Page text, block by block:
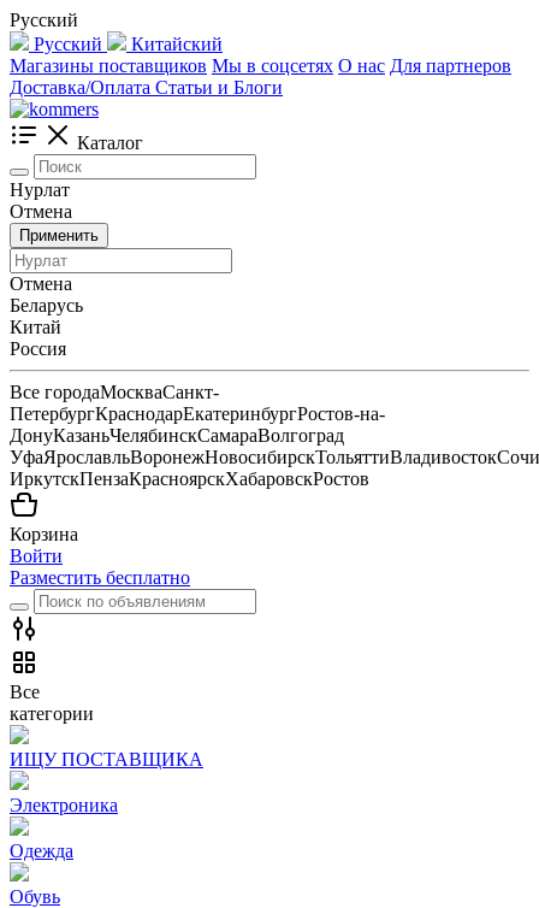
Русский
Русский
Китайский
Магазины поставщиков Мы в соцсетях О нас Для партнеров
Доставка/Оплата Статьи и Блоги
Каталог
Нурлат
Отмена
Применить
Отмена
Беларусь
Китай
Россия
Все городаМоскваСанкт-
ПетербургКраснодарЕкатеринбургРостов-на-
ДонуКазаньЧелябинскСамараВолгоград
УфаЯрославльВоронежНовосибирскТольяттиВладивостокСочи
ИркутскПензаКрасноярскХабаровскРостов
Корзина
Войти
Разместить бесплатно
Все
категории
ИЩУ ПОСТАВЩИКА
Электроника
Одежда
Обувь